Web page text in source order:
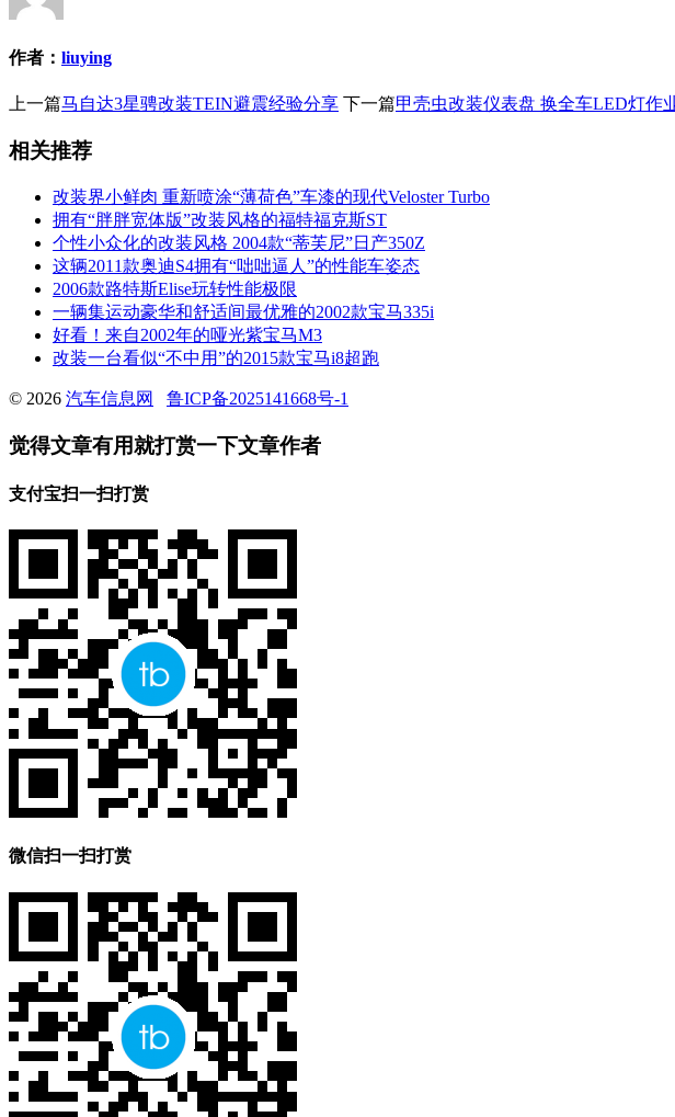
作者： liuying
上一篇马自达3星骋改装TEIN避震经验分享 下一篇甲壳虫改装仪表盘 换全车LED灯作
相关推荐
改装界小鲜肉 重新喷涂“薄荷色”车漆的现代Veloster Turbo
拥有“胖胖宽体版”改装风格的福特福克斯ST
个性小众化的改装风格 2004款“蒂芙尼”日产350Z
这辆2011款奥迪S4拥有“咄咄逼人”的性能车姿态
2006款路特斯Elise玩转性能极限
一辆集运动豪华和舒适间最优雅的2002款宝马335i
好看！来自2002年的哑光紫宝马M3
改装一台看似“不中用”的2015款宝马i8超跑
© 2026 汽车信息网 鲁ICP备2025141668号-1
觉得文章有用就打赏一下文章作者
支付宝扫一扫打赏
微信扫一扫打赏